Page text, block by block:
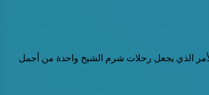
الذي يجعل رحلات شرم الشيخ واحدة من أجمل